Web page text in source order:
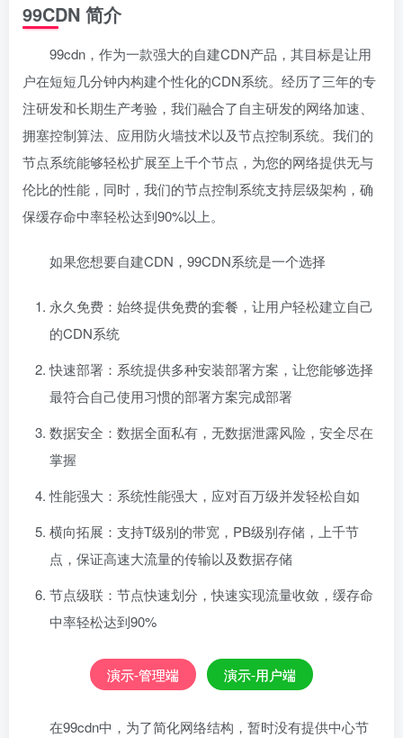
99CDN 简介
99cdn，作为一款强大的自建CDN产品，其目标是让用
户在短短几分钟内构建个性化的CDN系统。经历了三年的专
注研发和长期生产考验，我们融合了自主研发的网络加速、
拥塞控制算法、应用防火墙技术以及节点控制系统。我们的
节点系统能够轻松扩展至上千个节点，为您的网络提供无与
伦比的性能，同时，我们的节点控制系统支持层级架构，确
保缓存命中率轻松达到90%以上。
如果您想要自建CDN，99CDN系统是一个选择
永久免费：始终提供免费的套餐，让用户轻松建立自己
的CDN系统
快速部署：系统提供多种安装部署方案，让您能够选择
最符合自己使用习惯的部署方案完成部署
数据安全：数据全面私有，无数据泄露风险，安全尽在
掌握
性能强大：系统性能强大，应对百万级并发轻松自如
横向拓展：支持T级别的带宽，PB级别存储，上千节
点，保证高速大流量的传输以及数据存储
节点级联：节点快速划分，快速实现流量收敛，缓存命
中率轻松达到90%
演示-管理端 演示-用户端
在99cdn中，为了简化网络结构，暂时没有提供中心节